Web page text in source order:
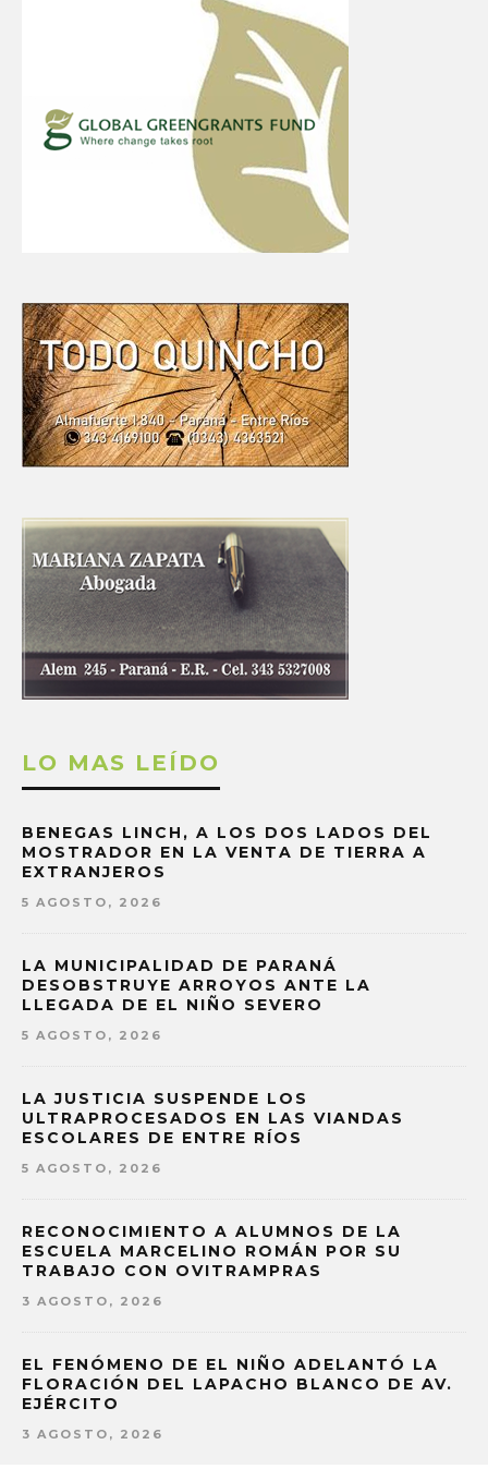
LO MAS LEÍDO
BENEGAS LINCH, A LOS DOS LADOS DEL
MOSTRADOR EN LA VENTA DE TIERRA A
EXTRANJEROS
5 AGOSTO, 2026
LA MUNICIPALIDAD DE PARANÁ
DESOBSTRUYE ARROYOS ANTE LA
LLEGADA DE EL NIÑO SEVERO
5 AGOSTO, 2026
LA JUSTICIA SUSPENDE LOS
ULTRAPROCESADOS EN LAS VIANDAS
ESCOLARES DE ENTRE RÍOS
5 AGOSTO, 2026
RECONOCIMIENTO A ALUMNOS DE LA
ESCUELA MARCELINO ROMÁN POR SU
TRABAJO CON OVITRAMPRAS
3 AGOSTO, 2026
EL FENÓMENO DE EL NIÑO ADELANTÓ LA
FLORACIÓN DEL LAPACHO BLANCO DE AV.
EJÉRCITO
3 AGOSTO, 2026